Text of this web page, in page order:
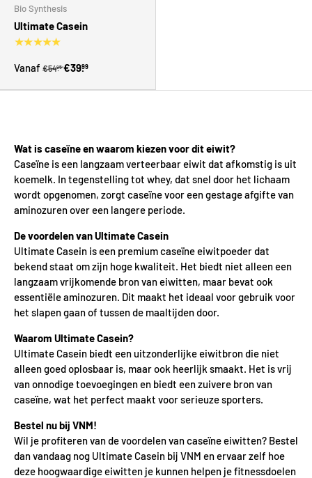
Bio Synthesis
Ultimate Casein
★★★★★
Vanaf €54.95 €39.99
Wat is caseïne en waarom kiezen voor dit eiwit?
Caseïne is een langzaam verteerbaar eiwit dat afkomstig is uit
koemelk. In tegenstelling tot whey, dat snel door het lichaam
wordt opgenomen, zorgt caseïne voor een gestage afgifte van
aminozuren over een langere periode.
De voordelen van Ultimate Casein
Ultimate Casein is een premium caseïne eiwitpoeder dat
bekend staat om zijn hoge kwaliteit. Het biedt niet alleen een
langzaam vrijkomende bron van eiwitten, maar bevat ook
essentiële aminozuren. Dit maakt het ideaal voor gebruik voor
het slapen gaan of tussen de maaltijden door.
Waarom Ultimate Casein?
Ultimate Casein biedt een uitzonderlijke eiwitbron die niet
alleen goed oplosbaar is, maar ook heerlijk smaakt. Het is vrij
van onnodige toevoegingen en biedt een zuivere bron van
caseïne, wat het perfect maakt voor serieuze sporters.
Bestel nu bij VNM!
Wil je profiteren van de voordelen van caseïne eiwitten? Bestel
dan vandaag nog Ultimate Casein bij VNM en ervaar zelf hoe
deze hoogwaardige eiwitten je kunnen helpen je fitnessdoelen